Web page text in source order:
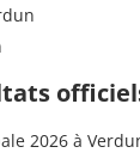
2026 à